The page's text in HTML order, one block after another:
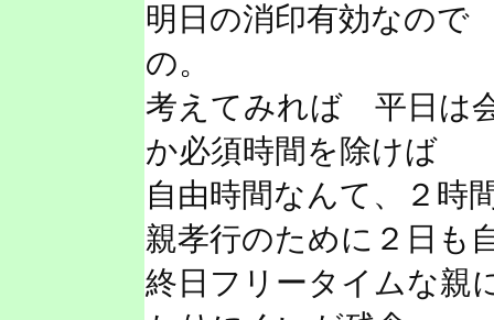
明日の消印有効なの
の。
考えてみれば 平日は
か必須時間を除けば
自由時間なんて、２時
親孝行のために２日も
終日フリータイムな